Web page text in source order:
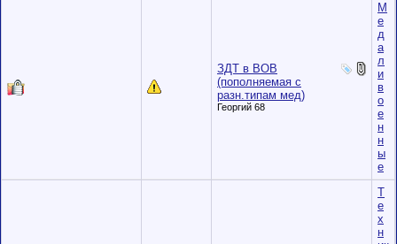
ЗДТ в ВОВ
(пополняемая с
разн.типам мед)
Георгий 68
М
е
д
а
л
и
в
о
е
н
н
ы
е
Т
е
х
н